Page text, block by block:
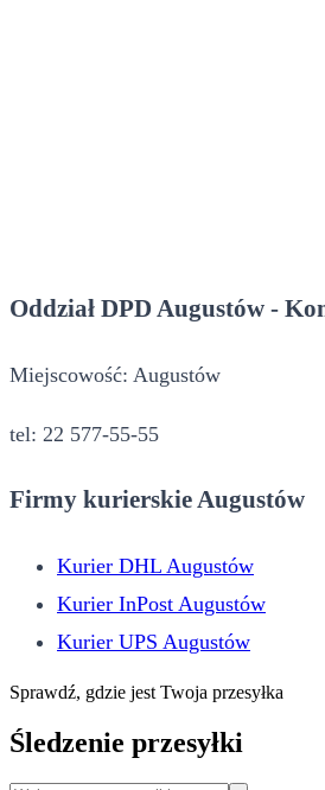
Oddział DPD Augustów -
Miejscowość: Augustów
tel: 22 577-55-55
Firmy kurierskie Augustów
Kurier DHL Augustów
Kurier InPost Augustów
Kurier UPS Augustów
Sprawdź, gdzie jest Twoja przesyłka
Śledzenie przesyłki